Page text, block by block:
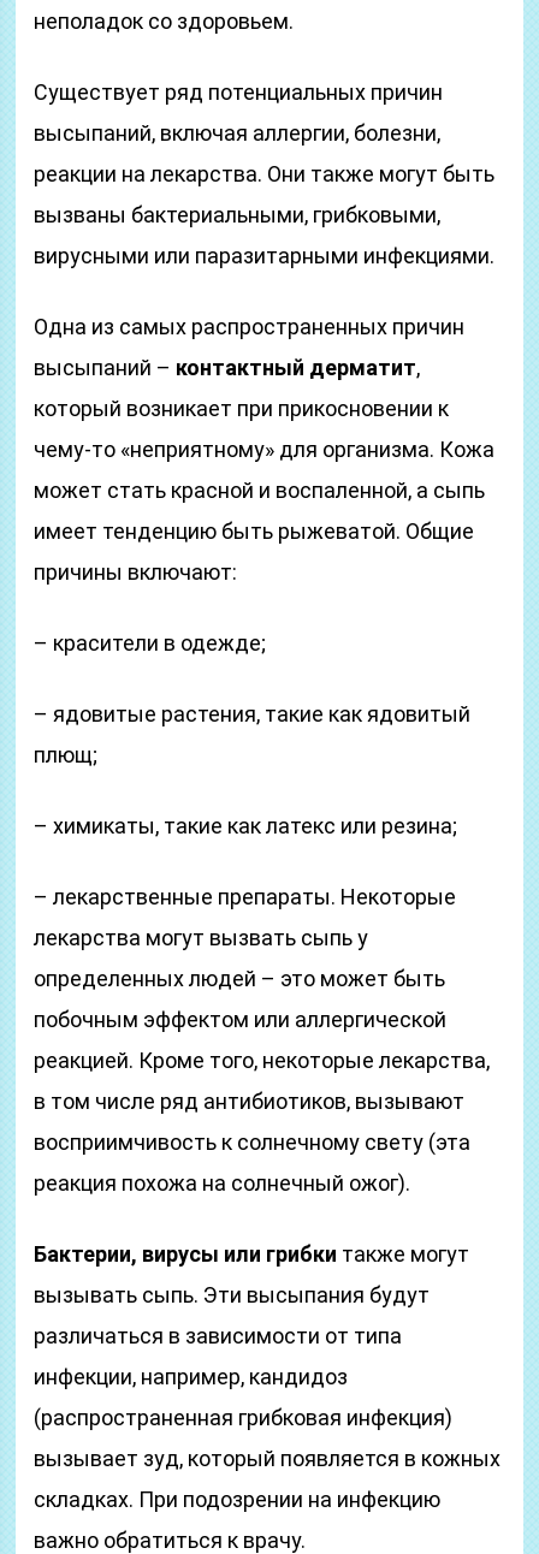
неполадок со здоровьем.
Существует ряд потенциальных причин
высыпаний, включая аллергии, болезни,
реакции на лекарства. Они также могут быть
вызваны бактериальными, грибковыми,
вирусными или паразитарными инфекциями.
Одна из самых распространенных причин
высыпаний – контактный дерматит,
который возникает при прикосновении к
чему-то «неприятному» для организма. Кожа
может стать красной и воспаленной, а сыпь
имеет тенденцию быть рыжеватой. Общие
причины включают:
– красители в одежде;
– ядовитые растения, такие как ядовитый
плющ;
– химикаты, такие как латекс или резина;
– лекарственные препараты. Некоторые
лекарства могут вызвать сыпь у
определенных людей – это может быть
побочным эффектом или аллергической
реакцией. Кроме того, некоторые лекарства,
в том числе ряд антибиотиков, вызывают
восприимчивость к солнечному свету (эта
реакция похожа на солнечный ожог).
Бактерии, вирусы или грибки также могут
вызывать сыпь. Эти высыпания будут
различаться в зависимости от типа
инфекции, например, кандидоз
(распространенная грибковая инфекция)
вызывает зуд, который появляется в кожных
складках. При подозрении на инфекцию
важно обратиться к врачу.